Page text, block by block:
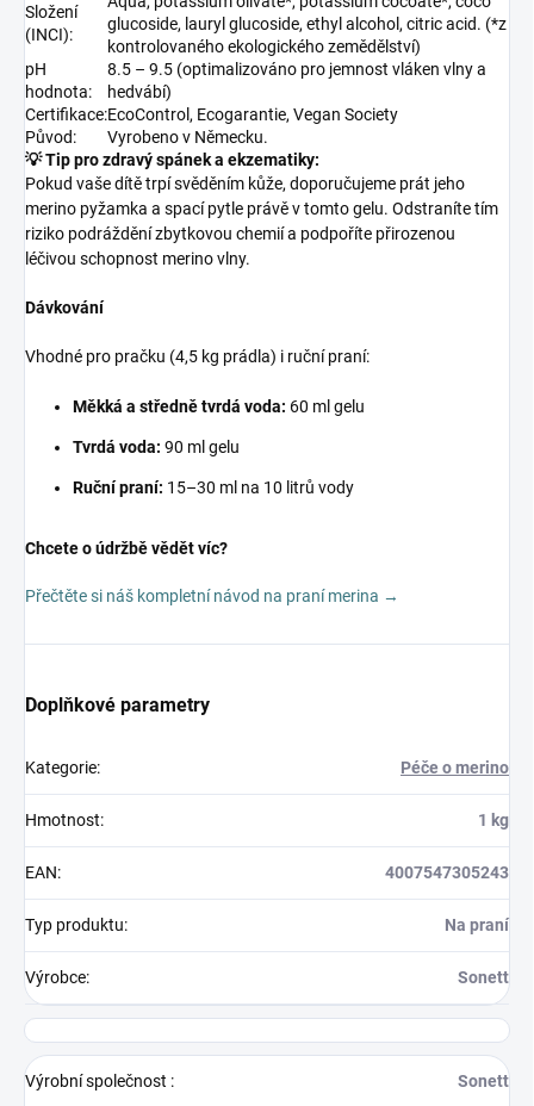
Složení
(INCI):
glucoside, lauryl glucoside, ethyl alcohol, citric acid. (*z
kontrolovaného ekologického zemědělství)
pH
hodnota:
8.5 – 9.5 (optimalizováno pro jemnost vláken vlny a
hedvábí)
Certifikace:EcoControl, Ecogarantie, Vegan Society
Původ:
Vyrobeno v Německu.
💡 Tip pro zdravý spánek a ekzematiky:
Pokud vaše dítě trpí svěděním kůže, doporučujeme prát jeho
merino pyžamka a spací pytle právě v tomto gelu. Odstraníte tím
riziko podráždění zbytkovou chemií a podpoříte přirozenou
léčivou schopnost merino vlny.
Dávkování
Vhodné pro pračku (4,5 kg prádla) i ruční praní:
Měkká a středně tvrdá voda: 60 ml gelu
Tvrdá voda: 90 ml gelu
Ruční praní: 15–30 ml na 10 litrů vody
Chcete o údržbě vědět víc?
Přečtěte si náš kompletní návod na praní merina →
Doplňkové parametry
Kategorie: Péče o merino
Hmotnost: 1 kg
EAN: 4007547305243
Typ produktu: Na praní
Výrobce: Sonett
Výrobní společnost : Sonett